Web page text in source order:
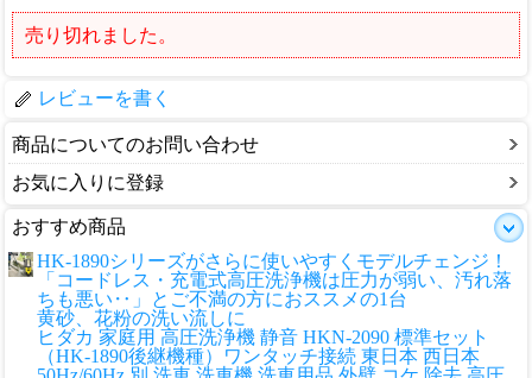
売り切れました。
レビューを書く
商品についてのお問い合わせ
お気に入りに登録
おすすめ商品
HK-1890シリーズがさらに使いやすくモデルチェンジ！
「コードレス・充電式高圧洗浄機は圧力が弱い、汚れ落
ちも悪い‥」とご不満の方におススメの1台
黄砂、花粉の洗い流しに
ヒダカ 家庭用 高圧洗浄機 静音 HKN-2090 標準セット
（HK-1890後継機種）ワンタッチ接続 東日本 西日本